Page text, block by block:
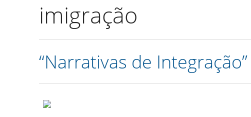
imigração
“Narrativas de